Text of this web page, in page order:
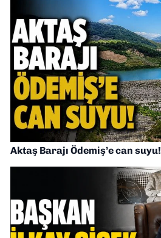
Aktaş Barajı Ödemiş’e can suyu!